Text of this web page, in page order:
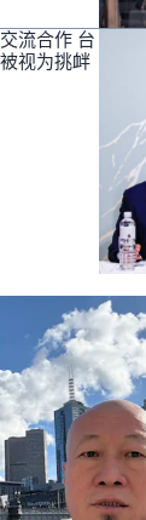
流合作 台
视为挑衅